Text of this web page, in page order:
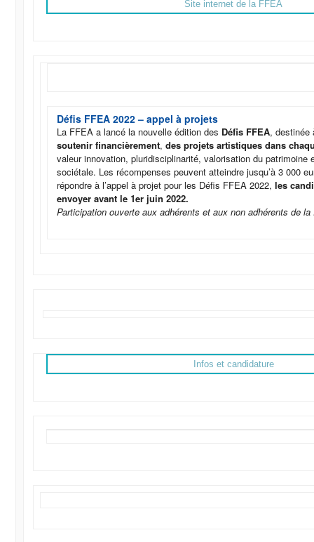
Site internet de la FFEA
Défis FFEA 2022 – appel à projets
La FFEA a lancé la nouvelle édition des Défis FFEA,
soutenir financièrement,des projets artistiques dans
valeur innovation, pluridisciplinarité, valorisation du patrimoine
sociétale. Les récompenses peuvent atteindre jusqu’à 3 000
répondre à l’appel à projet pour les Défis FFEA 2022,les
envoyer avant le 1er juin 2022.
Participation ouverte aux adhérents et aux non adhérents de
Infos et candidature